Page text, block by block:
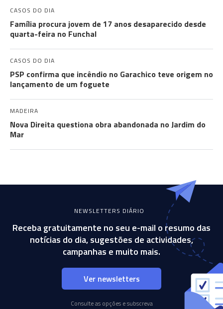
CASOS DO DIA
Família procura jovem de 17 anos desaparecido desde
quarta-feira no Funchal
CASOS DO DIA
PSP confirma que incêndio no Garachico teve origem no
lançamento de um foguete
MADEIRA
Nova Direita questiona obra abandonada no Jardim do
Mar
NEWSLETTERS DIÁRIO
Receba gratuitamente no seu e-mail o resumo das
notícias do dia, sugestões de actividades,
campanhas e muito mais.
Ver newsletters
Consulte as opções e subscreva